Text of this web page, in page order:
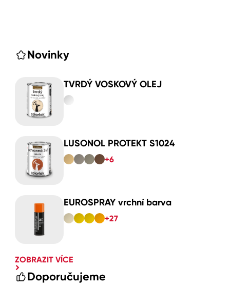
Novinky
TVRDÝ VOSKOVÝ OLEJ
LUSONOL PROTEKT S1024
+6
EUROSPRAY vrchní barva
+27
ZOBRAZIT VÍCE
Doporučujeme